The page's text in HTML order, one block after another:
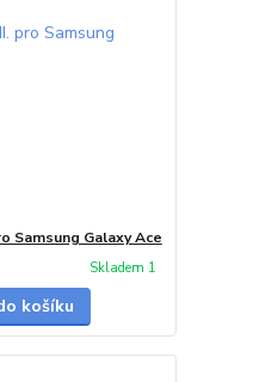
Samsung Galaxy Ace
Skladem 1
košíku